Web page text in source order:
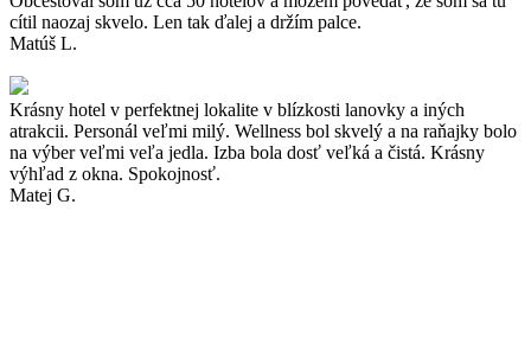
cítil naozaj skvelo. Len tak ďalej a držím palce.
Matúš L.
Krásny hotel v perfektnej lokalite v blízkosti lanovky a iných
atrakcii. Personál veľmi milý. Wellness bol skvelý a na raňajky bolo
na výber veľmi veľa jedla. Izba bola dosť veľká a čistá. Krásny
výhľad z okna. Spokojnosť.
Matej G.